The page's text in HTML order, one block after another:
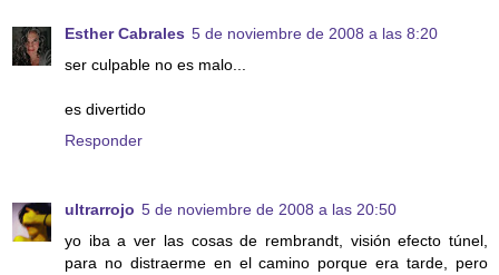
Esther Cabrales 5 de noviembre de 2008 a las 8:20
ser culpable no es malo...
es divertido
Responder
ultrarrojo 5 de noviembre de 2008 a las 20:50
yo iba a ver las cosas de rembrandt, visión efecto túnel,
para no distraerme en el camino porque era tarde, pero